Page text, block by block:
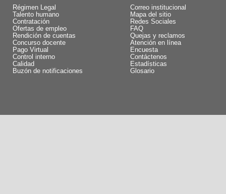
Régimen Legal
Talento humano
Contratación
Ofertas de empleo
Rendición de cuentas
Concurso docente
Pago Virtual
Control interno
Calidad
Buzón de notificaciones
Correo institucional
Mapa del sitio
Redes Sociales
FAQ
Quejas y reclamos
Atención en línea
Encuesta
Contáctenos
Estadísticas
Glosario